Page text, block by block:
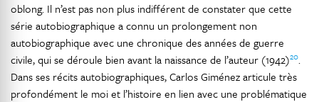
oblong. Il n’est pas non plus indifférent de constater que cette
série autobiographique a connu un prolongement non
autobiographique avec une chronique des années de guerre
civile, qui se déroule bien avant la naissance de l’auteur (1942)20.
Dans ses récits autobiographiques, Carlos Giménez articule très
profondément le moi et l’histoire en lien avec une problématique